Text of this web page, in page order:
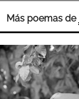
Más poemas de